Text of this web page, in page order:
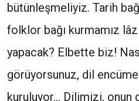
bütünleşmeliyiz. Tarih
folklor bağı kurmamız
yapacak? Elbette biz!
görüyorsunuz, dil
kuruluyor… Dilimizi, onun